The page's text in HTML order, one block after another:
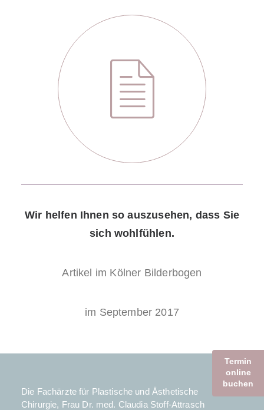
Wir helfen Ihnen so auszusehen, dass Sie
sich wohlfühlen.
Artikel im Kölner Bilderbogen
im September 2017
Die Fachärzte für Plastische und Ästhetische
Chirurgie, Frau Dr. med. Claudia Stoff-Attrasch
Termin
online
buchen